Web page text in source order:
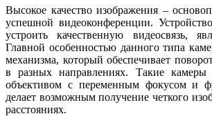
Высокое качество изображения –
успешной видеоконференции.
устроить качественную видеосвязь,
Главной особенностью данного типа
механизма, который обеспечивает
в разных направлениях. Такие
объективом с переменным фокусом и
делает возможным получение четкого
расстояниях.